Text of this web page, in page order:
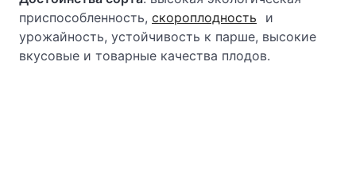
приспособленность, скороплодность
и
урожайность, устойчивость к парше, высокие
вкусовые и товарные качества плодов.